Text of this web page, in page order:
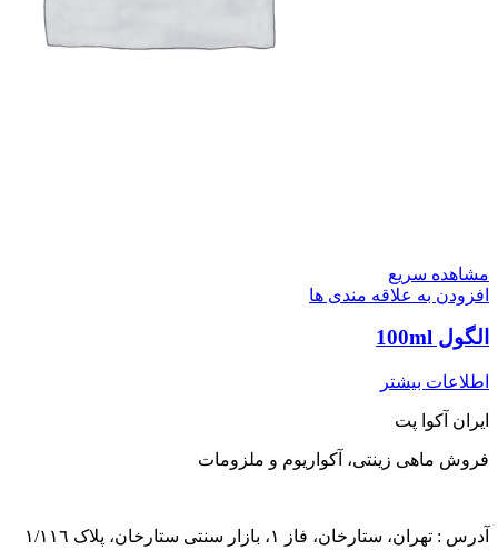
مشاهده سریع
افزودن به علاقه مندی ها
الگول 100ml
اطلاعات بیشتر
ایران آکوا پت
فروش ماهی زینتی، آکواریوم و ملزومات
آدرس : تهران، ستارخان، فاز ١، بازار سنتی ستارخان، پلاک ١/١١٦